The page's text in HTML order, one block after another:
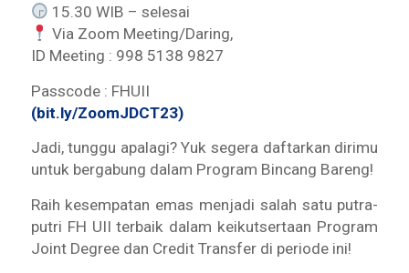
15.30 WIB – selesai
Via Zoom Meeting/Daring,
ID Meeting : 998 5138 9827
Passcode : FHUII
(bit.ly/ZoomJDCT23)
Jadi, tunggu apalagi? Yuk segera daftarkan dirimu
untuk bergabung dalam Program Bincang Bareng!
Raih kesempatan emas menjadi salah satu putra-
putri FH UII terbaik dalam keikutsertaan Program
Joint Degree dan Credit Transfer di periode ini!